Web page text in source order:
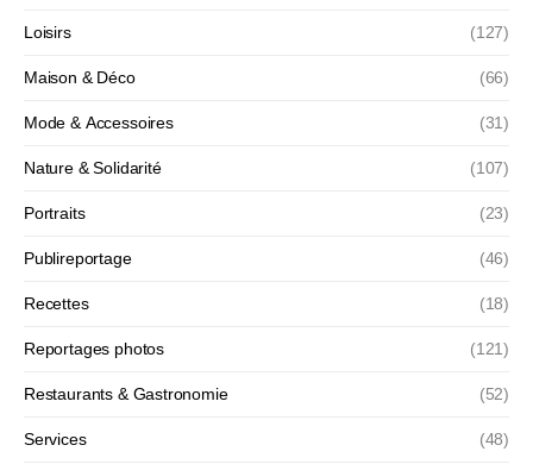
Loisirs (127)
Maison & Déco (66)
Mode & Accessoires (31)
Nature & Solidarité (107)
Portraits (23)
Publireportage (46)
Recettes (18)
Reportages photos (121)
Restaurants & Gastronomie (52)
Services (48)